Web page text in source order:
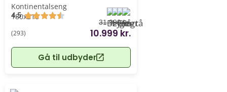
Kontinentalseng
180x210
4.5
(293)
31.999 kr.
10.999 kr.
Gå til udbyder